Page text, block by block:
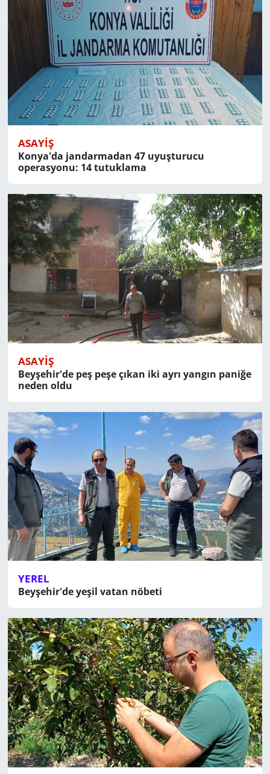
ASAYIŞ
Konya'da jandarmadan 47 uyuşturucu
operasyonu: 14 tutuklama
ASAYIŞ
Beyşehir'de peş peşe çıkan iki ayrı yangın paniğe
neden oldu
YEREL
Beyşehir'de yeşil vatan nöbeti